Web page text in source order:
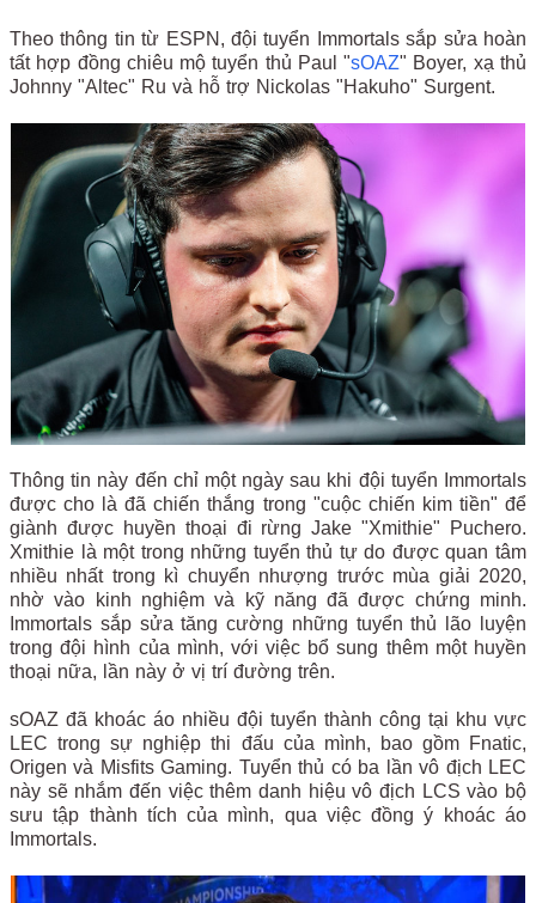
Theo thông tin từ ESPN, đội tuyển Immortals sắp sửa hoàn
tất hợp đồng chiêu mộ tuyển thủ Paul "sOAZ" Boyer, xạ thủ
Johnny "Altec" Ru và hỗ trợ Nickolas "Hakuho" Surgent.
Thông tin này đến chỉ một ngày sau khi đội tuyển Immortals
được cho là đã chiến thắng trong "cuộc chiến kim tiền" để
giành được huyền thoại đi rừng Jake "Xmithie" Puchero.
Xmithie là một trong những tuyển thủ tự do được quan tâm
nhiều nhất trong kì chuyển nhượng trước mùa giải 2020,
nhờ vào kinh nghiệm và kỹ năng đã được chứng minh.
Immortals sắp sửa tăng cường những tuyển thủ lão luyện
trong đội hình của mình, với việc bổ sung thêm một huyền
thoại nữa, lần này ở vị trí đường trên.
sOAZ đã khoác áo nhiều đội tuyển thành công tại khu vực
LEC trong sự nghiệp thi đấu của mình, bao gồm Fnatic,
Origen và Misfits Gaming. Tuyển thủ có ba lần vô địch LEC
này sẽ nhắm đến việc thêm danh hiệu vô địch LCS vào bộ
sưu tập thành tích của mình, qua việc đồng ý khoác áo
Immortals.